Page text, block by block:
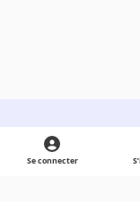
Light ModeDark ModeSystem
Se connecter